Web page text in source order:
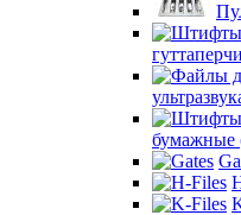
бумажные